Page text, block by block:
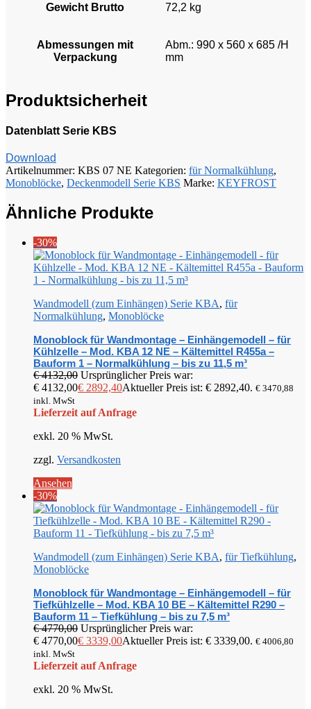
Gewicht Brutto 72,2 kg
Abmessungen mit
Verpackung
Abm.: 990 x 560 x 685 /H
mm
Produktsicherheit
Datenblatt Serie KBS
Download
Artikelnummer: KBS 07 NE Kategorien: für Normalkühlung,
Monoblöcke, Deckenmodell Serie KBS Marke: KEYFROST
Ähnliche Produkte
-30%
Wandmodell (zum Einhängen) Serie KBA, für
Normalkühlung, Monoblöcke
Monoblock für Wandmontage – Einhängemodell – für
Kühlzelle – Mod. KBA 12 NE – Kältemittel R455a –
Bauform 1 – Normalkühlung – bis zu 11,5 m³
€4132,00 Ursprünglicher Preis war:
€ 4132,00€ 2892,40Aktueller Preis ist: € 2892,40. € 3470,88
inkl. MwSt
Lieferzeit auf Anfrage
exkl. 20 % MwSt.
zzgl. Versandkosten
Ansehen
-30%
Wandmodell (zum Einhängen) Serie KBA, für Tiefkühlung,
Monoblöcke
Monoblock für Wandmontage – Einhängemodell – für
Tiefkühlzelle – Mod. KBA 10 BE – Kältemittel R290 –
Bauform 11 – Tiefkühlung – bis zu 7,5 m³
€4770,00 Ursprünglicher Preis war:
€ 4770,00€ 3339,00Aktueller Preis ist: € 3339,00. € 4006,80
inkl. MwSt
Lieferzeit auf Anfrage
exkl. 20 % MwSt.